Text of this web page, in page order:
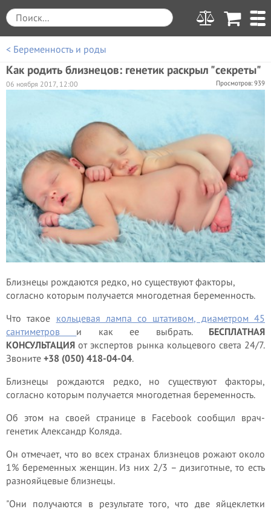
< Беременность и роды
Как родить близнецов: генетик раскрыл "секреты"
Просмотров: 939
06 ноября 2017, 12:00
Близнецы рождаются редко, но существуют факторы,
согласно которым получается многодетная беременность.
Что такое кольцевая лампа со штативом, диаметром 45
сантиметров и как ее выбрать. БЕСПЛАТНАЯ
КОНСУЛЬТАЦИЯ от экспертов рынка кольцевого света 24/7.
Звоните +38 (050) 418-04-04.
Близнецы рождаются редко, но существуют факторы,
согласно которым получается многодетная беременность.
Об этом на своей странице в Facebook сообщил врач-
генетик Александр Коляда.
Он отмечает, что во всех странах близнецов рожают около
1% беременных женщин. Из них 2/3 – дизиготные, то есть
разнояйцевые близнецы.
"Они получаются в результате того, что две яйцеклетки